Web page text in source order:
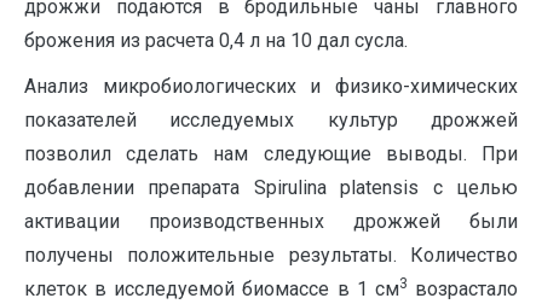
дрожжи подаются в бродильные чаны главного
брожения из расчета 0,4 л на 10 дал сусла.
Анализ микробиологических и физико-химических
показателей исследуемых культур дрожжей
позволил сделать нам следующие выводы. При
добавлении препарата Spirulina platensis с целью
активации производственных дрожжей были
получены положительные результаты. Количество
клеток в исследуемой биомассе в 1 см3 возрастало